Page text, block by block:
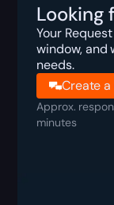
Looking
Your
window, and
needs.
Create
Approx.
minutes